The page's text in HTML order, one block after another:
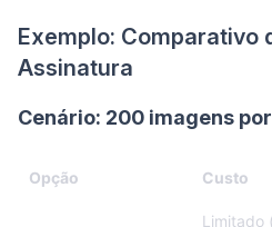
Exemplo: Comparativo
Assinatura
Cenário: 200 imagens
Opção Custo
Limitado